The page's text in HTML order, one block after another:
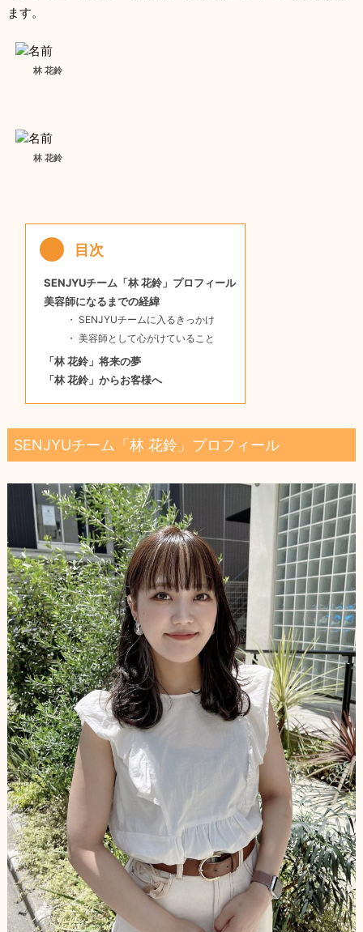
ます。
林 花鈴
林 花鈴
SENJYUチーム「林 花鈴」プロフィール
美容師になるまでの経緯
SENJYUチームに入るきっかけ
美容師として心がけていること
「林 花鈴」将来の夢
「林 花鈴」からお客様へ
SENJYUチーム「林 花鈴」プロフィール